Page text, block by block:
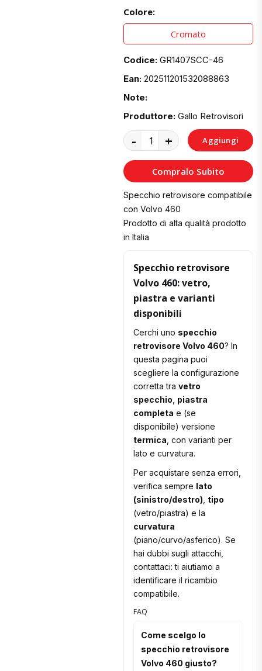
Colore:
Cromato
Codice: GR1407SCC-46
Ean: 202511201532088863
Note:
Produttore: Gallo Retrovisori
- + Aggiungi
al
Carrello
Compralo Subito
Specchio retrovisore compatibile
con Volvo 460
Prodotto di alta qualità prodotto
in Italia
Specchio retrovisore
Volvo 460: vetro,
piastra e varianti
disponibili
Cerchi uno specchio
retrovisore Volvo 460? In
questa pagina puoi
scegliere la configurazione
corretta travetro
specchio piastra
completa e (se
disponibile) versione
termica , con varianti per
lato e curvatura.
Per acquistare senza errori,
verifica sempre lato
(sinistro/destro) tipo
(vetro/piastra) e la
curvatura
(piano/curvo/asferico). Se
hai dubbi sugli attacchi,
contattaci: ti aiutiamo a
identificare il ricambio
compatibile.
FAQ
Come scelgo lo
specchio retrovisore
Volvo 460 giusto?